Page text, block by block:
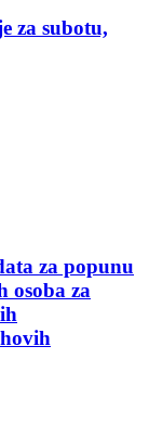
za subotu,
za popunu
osoba za